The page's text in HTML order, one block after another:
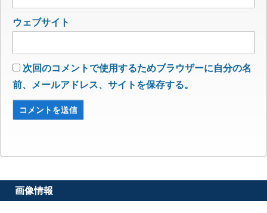
ウェブサイト
次回のコメントで使用するためブラウザーに自分の名
前、メールアドレス、サイトを保存する。
画像情報